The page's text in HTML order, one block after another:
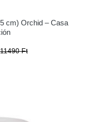
cm) Orchid – Casa
11490 Ft